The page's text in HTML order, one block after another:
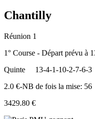
Chantilly
Réunion 1
1° Course - Départ prévu à
Quinte
13-4-1-10-2-7-6-3
2.0 €-NB de fois la mise: 56
3429.80 €